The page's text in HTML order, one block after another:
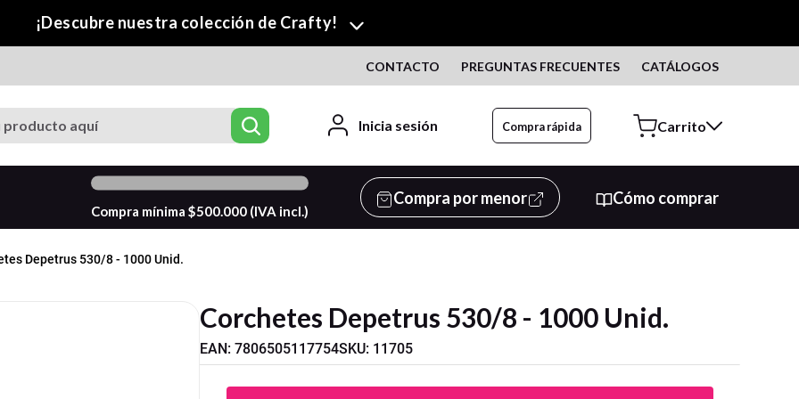
¡Descubre nuestra colección de Crafty!
CONTACTO PREGUNTAS FRECUENTES CATÁLOGOS
aquí
Inicia sesión Compra rápida
Compra mínima $500.000(IVA incl.)
Compra por menor Cómo comprar
Depetrus 530/8 - 1000 Unid.
Corchetes Depetrus 530/8 - 1000 Unid.
EAN: 7806505117754SKU: 11705